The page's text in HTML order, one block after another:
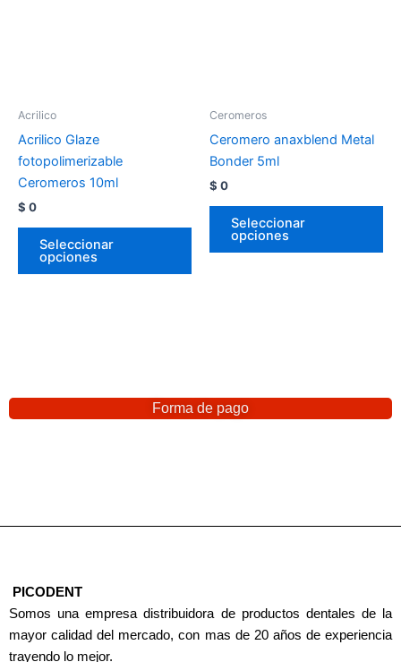
Acrilico
Acrilico Glaze
fotopolimerizable
Ceromeros 10ml
$ 0
Seleccionar
opciones
Ceromeros
Ceromero anaxblend Metal
Bonder 5ml
$ 0
Seleccionar
opciones
Forma de pago
PICODENT
Somos una empresa distribuidora de productos dentales de la
mayor calidad del mercado, con mas de 20 años de experiencia
trayendo lo mejor.